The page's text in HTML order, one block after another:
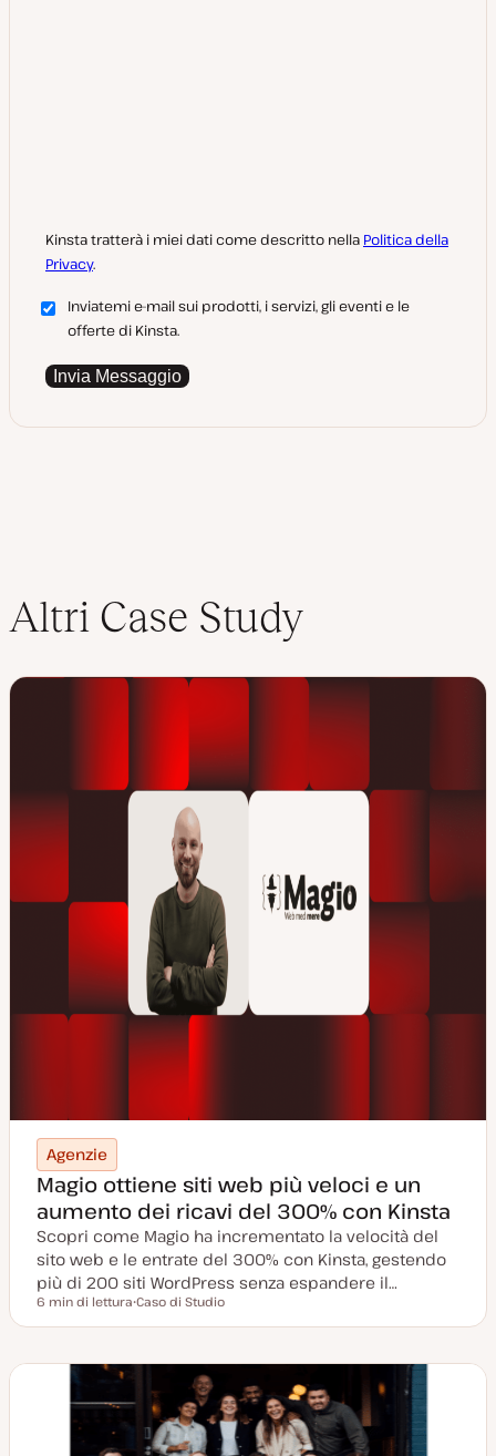
Kinsta tratterà i miei dati come descritto nella Politica della
Privacy.
Inviatemi e-mail sui prodotti, i servizi, gli eventi e le
offerte di Kinsta.
Invia Messaggio
Altri Case Study
Agenzie
Magio ottiene siti web più veloci e un
aumento dei ricavi del 300% con Kinsta
Scopri come Magio ha incrementato la velocità del
sito web e le entrate del 300% con Kinsta, gestendo
più di 200 siti WordPress senza espandere il…
Tempo di lettura
6 min di lettura
o
t
p
Caso di Studio